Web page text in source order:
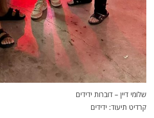
שלומי דיין – דוברות ידידים
קרדיט תיעוד: ידידים